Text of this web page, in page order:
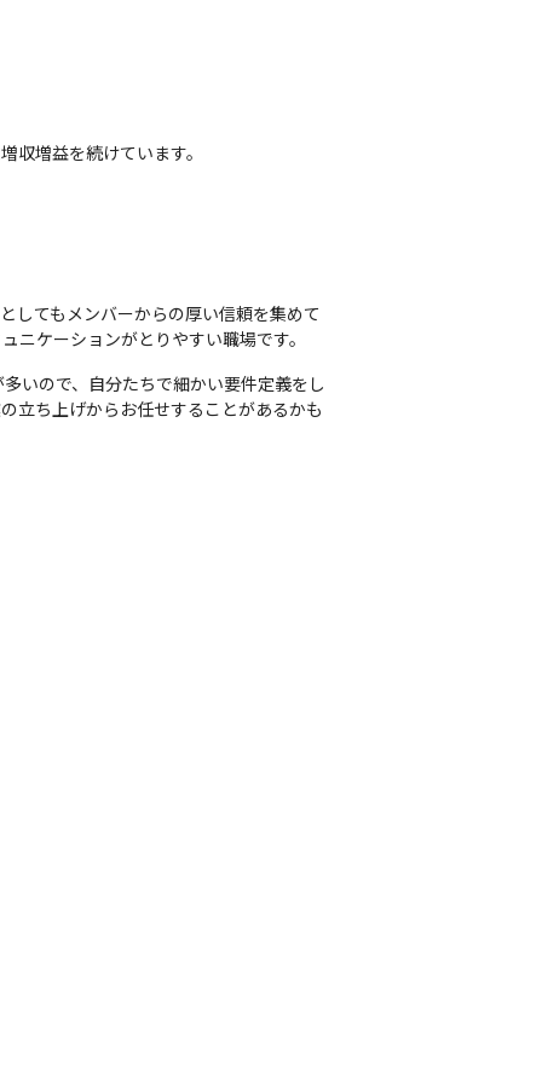
収増益を続けています。
してもメンバーからの厚い信頼を集めて
ニケーションがとりやすい職場です。
いので、自分たちで細かい要件定義をし
立ち上げからお任せすることがあるかも